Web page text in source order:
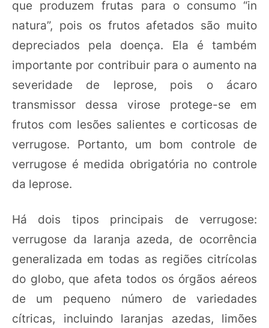
que produzem frutas para o consumo “in
natura”, pois os frutos afetados são muito
depreciados pela doença. Ela é também
importante por contribuir para o aumento na
severidade de leprose, pois o ácaro
transmissor dessa virose protege-se em
frutos com lesões salientes e corticosas de
verrugose. Portanto, um bom controle de
verrugose é medida obrigatória no controle
da leprose.
Há dois tipos principais de verrugose:
verrugose da laranja azeda, de ocorrência
generalizada em todas as regiões citrícolas
do globo, que afeta todos os órgãos aéreos
de um pequeno número de variedades
cítricas, incluindo laranjas azedas, limões